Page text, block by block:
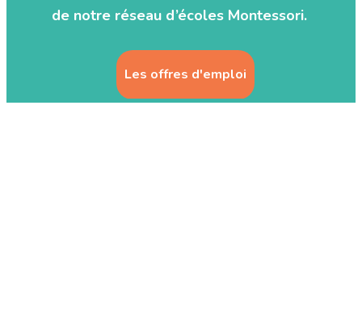
de notre réseau d’écoles Montessori.
Les offres d'emploi